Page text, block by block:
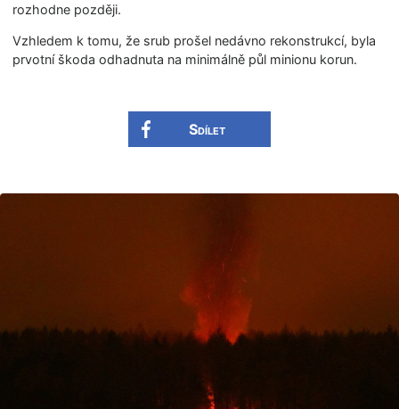
rozhodne později.
Vzhledem k tomu, že srub prošel nedávno rekonstrukcí, byla
prvotní škoda odhadnuta na minimálně půl minionu korun.
Sdílet